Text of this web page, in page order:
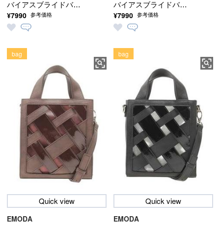
バイアスブライドバッ
グ
¥7990 参考価格
バイアスブライドバッ
グ
¥7990 参考価格
Quick view
EMODA
bag
Quick view
EMODA
bag